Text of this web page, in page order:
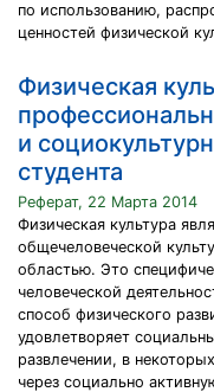
по использованию,
ценностей физической
Физическая
и
студента
Реферат, 22 Марта 2014
Физическая культура
общечеловеческой
областью. Это
человеческой
способ физического
удовлетворяет
развлечении, в
через социально